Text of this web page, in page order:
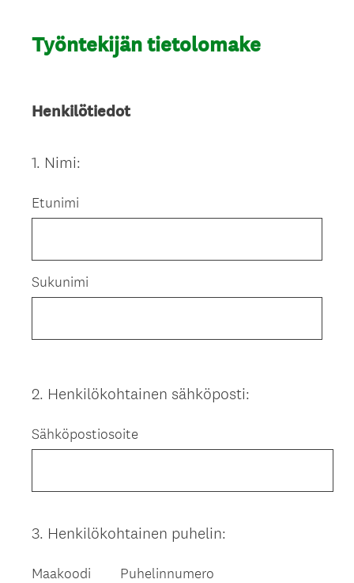
Työntekijän tietolomake
Henkilötiedot
Question
1. Nimi:
Etunimi
Sukunimi
Question
2. Henkilökohtainen sähköposti:
Sähköpostiosoite
Question
3. Henkilökohtainen puhelin:
Maakoodi Puhelinnumero